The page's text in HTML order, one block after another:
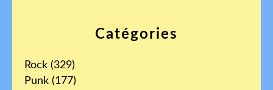
Catégories
Rock (329)
Punk (177)